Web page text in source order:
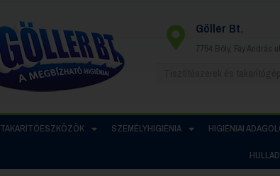
Göller Bt.
7754 Bóly, Fáy András
TAKARÍTÓESZKÖZÖK SZEMÉLYHIGIÉNIA HIGIÉNIAI